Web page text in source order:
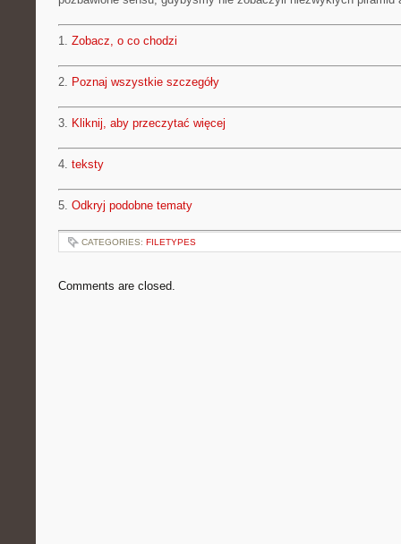
1. Zobacz, o co chodzi
2. Poznaj wszystkie szczegóły
3. Kliknij, aby przeczytać więcej
4. teksty
5. Odkryj podobne tematy
CATEGORIES: FILETYPES
Comments are closed.